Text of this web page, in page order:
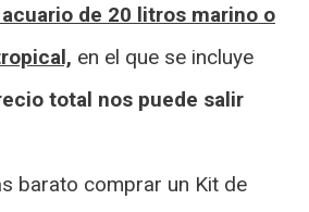
de 20 litros marino o
en el que se incluye
total nos puede salir
barato comprar un Kit de